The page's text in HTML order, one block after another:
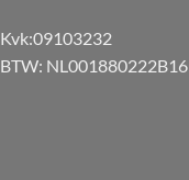
Kvk:09103232
BTW: NL001880222B16